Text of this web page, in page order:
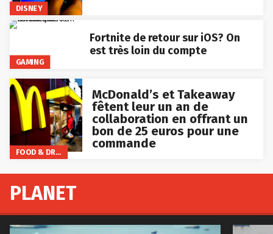
DISNEY
GAMING
Fortnite de retour sur iOS? On
est très loin du compte
FOOD & DRINKS
McDonald’s et Takeaway
fêtent leur un an de
collaboration en offrant un
bon de 25 euros pour une
commande
PLANET